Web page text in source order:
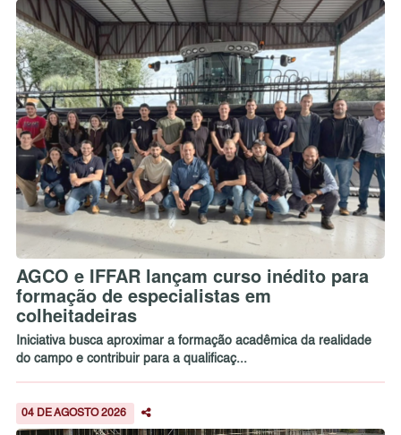
AGCO e IFFAR lançam curso inédito para
formação de especialistas em
colheitadeiras
Iniciativa busca aproximar a formação acadêmica da realidade
do campo e contribuir para a qualificaç...
04 DE AGOSTO 2026